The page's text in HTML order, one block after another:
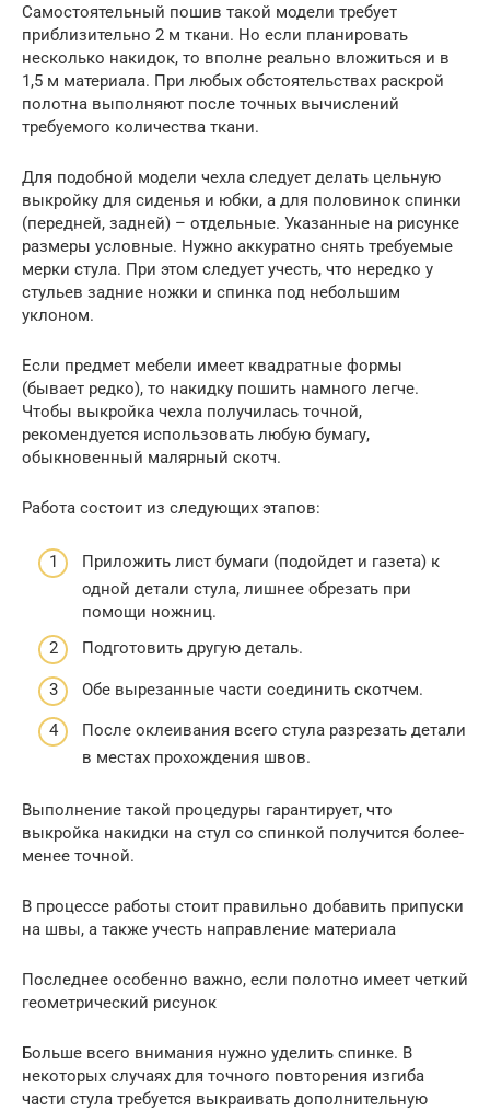
Самостоятельный пошив такой модели требует
приблизительно 2 м ткани. Но если планировать
несколько накидок, то вполне реально вложиться и в
1,5 м материала. При любых обстоятельствах раскрой
полотна выполняют после точных вычислений
требуемого количества ткани.
Для подобной модели чехла следует делать цельную
выкройку для сиденья и юбки, а для половинок спинки
(передней, задней) – отдельные. Указанные на рисунке
размеры условные. Нужно аккуратно снять требуемые
мерки стула. При этом следует учесть, что нередко у
стульев задние ножки и спинка под небольшим
уклоном.
Если предмет мебели имеет квадратные формы
(бывает редко), то накидку пошить намного легче.
Чтобы выкройка чехла получилась точной,
рекомендуется использовать любую бумагу,
обыкновенный малярный скотч.
Работа состоит из следующих этапов:
Приложить лист бумаги (подойдет и газета) к
одной детали стула, лишнее обрезать при
помощи ножниц.
Подготовить другую деталь.
Обе вырезанные части соединить скотчем.
После оклеивания всего стула разрезать детали
в местах прохождения швов.
Выполнение такой процедуры гарантирует, что
выкройка накидки на стул со спинкой получится более-
менее точной.
В процессе работы стоит правильно добавить припуски
на швы, а также учесть направление материала
Последнее особенно важно, если полотно имеет четкий
геометрический рисунок
Больше всего внимания нужно уделить спинке. В
некоторых случаях для точного повторения изгиба
части стула требуется выкраивать дополнительную